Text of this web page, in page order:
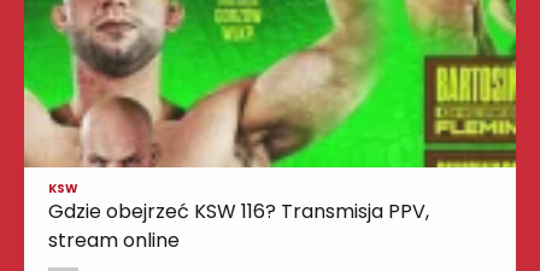
KSW
Gdzie obejrzeć KSW 116? Transmisja PPV,
stream online